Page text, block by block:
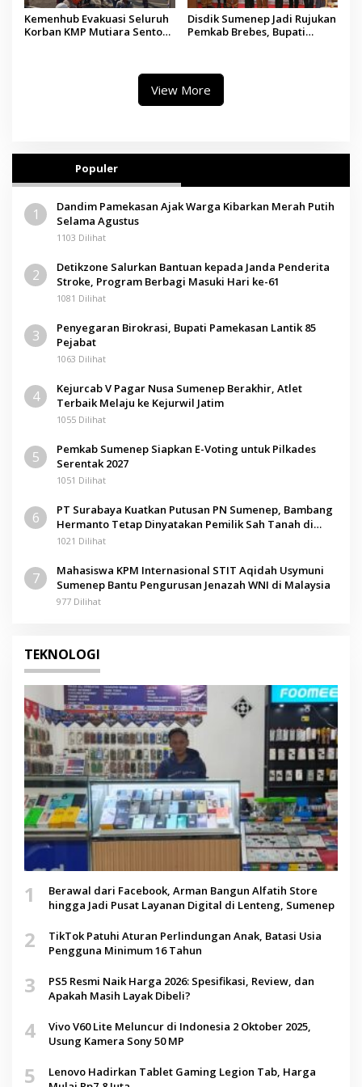
Kemenhub Evakuasi Seluruh
Korban KMP Mutiara Sentosa
Disdik Sumenep Jadi Rujukan
Pemkab Brebes, Bupati
View More
Populer
1
Dandim Pamekasan Ajak Warga Kibarkan Merah Putih
Selama Agustus
1103 Dilihat
2
Detikzone Salurkan Bantuan kepada Janda Penderita
Stroke, Program Berbagi Masuki Hari ke-61
1081 Dilihat
3
Penyegaran Birokrasi, Bupati Pamekasan Lantik 85
Pejabat
1063 Dilihat
4
Kejurcab V Pagar Nusa Sumenep Berakhir, Atlet
Terbaik Melaju ke Kejurwil Jatim
1055 Dilihat
5
Pemkab Sumenep Siapkan E-Voting untuk Pilkades
Serentak 2027
1051 Dilihat
6
PT Surabaya Kuatkan Putusan PN Sumenep, Bambang
Hermanto Tetap Dinyatakan Pemilik Sah Tanah di
Pamolokan
1021 Dilihat
7
Mahasiswa KPM Internasional STIT Aqidah Usymuni
Sumenep Bantu Pengurusan Jenazah WNI di Malaysia
977 Dilihat
TEKNOLOGI
1
Berawal dari Facebook, Arman Bangun Alfatih Store
hingga Jadi Pusat Layanan Digital di Lenteng, Sumenep
2
TikTok Patuhi Aturan Perlindungan Anak, Batasi Usia
Pengguna Minimum 16 Tahun
3
PS5 Resmi Naik Harga 2026: Spesifikasi, Review, dan
Apakah Masih Layak Dibeli?
4
Vivo V60 Lite Meluncur di Indonesia 2 Oktober 2025,
Usung Kamera Sony 50 MP
5
Lenovo Hadirkan Tablet Gaming Legion Tab, Harga